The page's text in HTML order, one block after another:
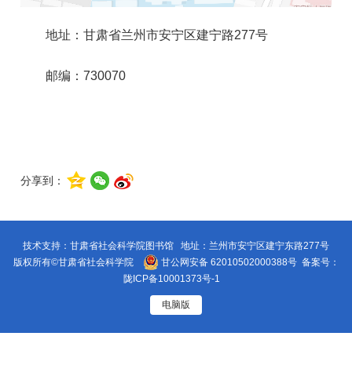
地址：甘肃省兰州市安宁区建宁路277号
邮编：730070
分享到：
技术支持：甘肃省社会科学院图书馆 地址：兰州市安宁区建宁东路277号
版权所有©甘肃省社会科学院
甘公网安备 62010502000388号备案号：
陇ICP备10001373号-1
电脑版